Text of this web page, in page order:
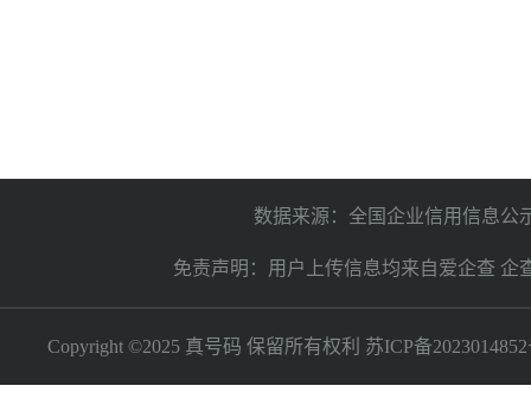
数据来源：全国企业信用信息公
免责声明：用户上传信息均来自爱企查
Copyright ©2025 真号码 保留所有权利 苏ICP备